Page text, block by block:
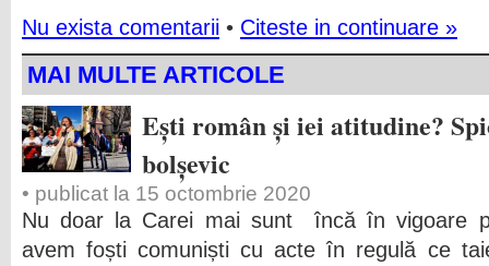
Nu exista comentarii • Citeste in continuare »
MAI MULTE ARTICOLE
Ești român și iei atitudine?
bolșevic
• publicat la 15 octombrie 2020
Nu doar la Carei mai sunt încă în vigoare
avem foști comuniști cu acte în regulă ce